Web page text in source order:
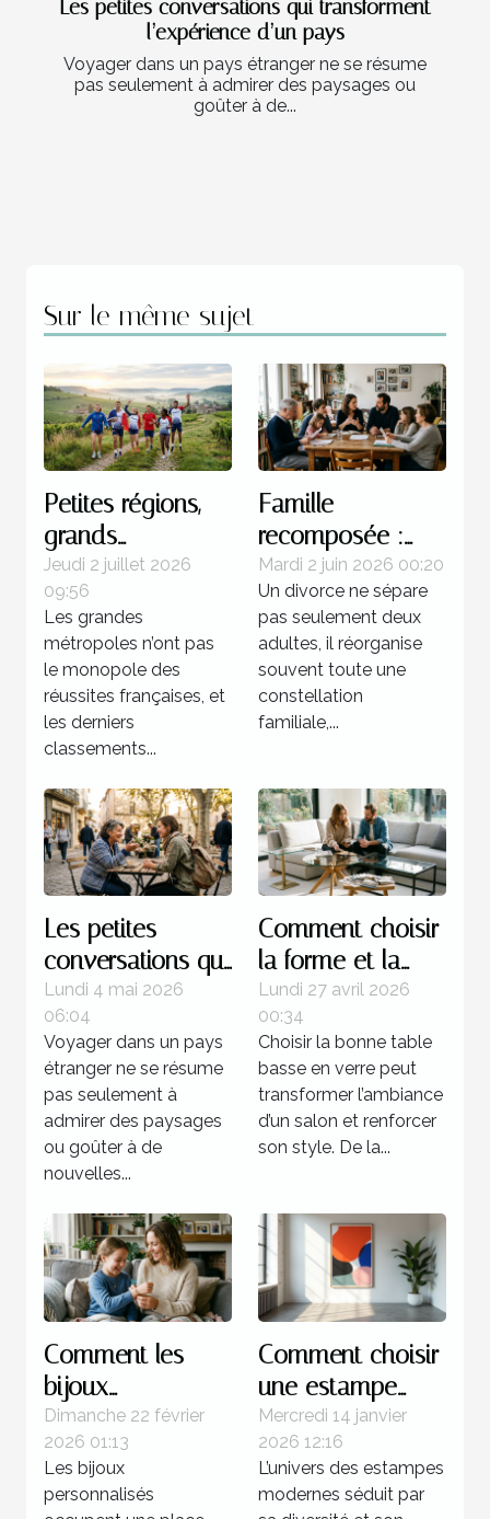
Les petites conversations qui transforment
l’expérience d’un pays
Voyager dans un pays étranger ne se résume
pas seulement à admirer des paysages ou
goûter à de...
Sur le même sujet
Petites régions,
grands
champions : une
réalité française
Jeudi 2 juillet 2026
09:56
Les grandes
métropoles n’ont pas
le monopole des
réussites françaises, et
les derniers
classements...
Famille
recomposée :
quels enjeux
juridiques après
une séparation ?
Mardi 2 juin 2026 00:20
Un divorce ne sépare
pas seulement deux
adultes, il réorganise
souvent toute une
constellation
familiale,...
Les petites
conversations qui
transforment
l’expérience d’un
pays
Lundi 4 mai 2026
06:04
Voyager dans un pays
étranger ne se résume
pas seulement à
admirer des paysages
ou goûter à de
nouvelles...
Comment choisir
la forme et la
couleur de votre
table basse en
verre ?
Lundi 27 avril 2026
00:34
Choisir la bonne table
basse en verre peut
transformer l’ambiance
d’un salon et renforcer
son style. De la...
Comment les
bijoux
personnalisés
renforcent les
liens familiaux ?
Dimanche 22 février
2026 01:13
Les bijoux
personnalisés
Comment choisir
une estampe
moderne pour
votre collection ?
Mercredi 14 janvier
2026 12:16
L’univers des estampes
modernes séduit par